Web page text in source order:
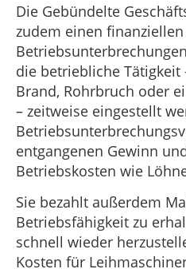
Die Gebündelte
zudem einen finanziellen
die betriebliche Tätigkeit
Brand, Rohrbruch oder
– zeitweise eingestellt
entgangenen Gewinn
Betriebskosten wie
Sie bezahlt außerdem
Betriebsfähigkeit zu
schnell wieder
Kosten für